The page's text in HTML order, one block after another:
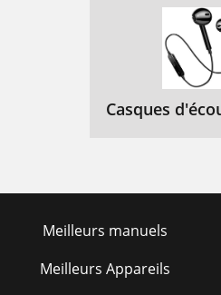
Casques
Meilleurs manuels
Meilleurs Appareils